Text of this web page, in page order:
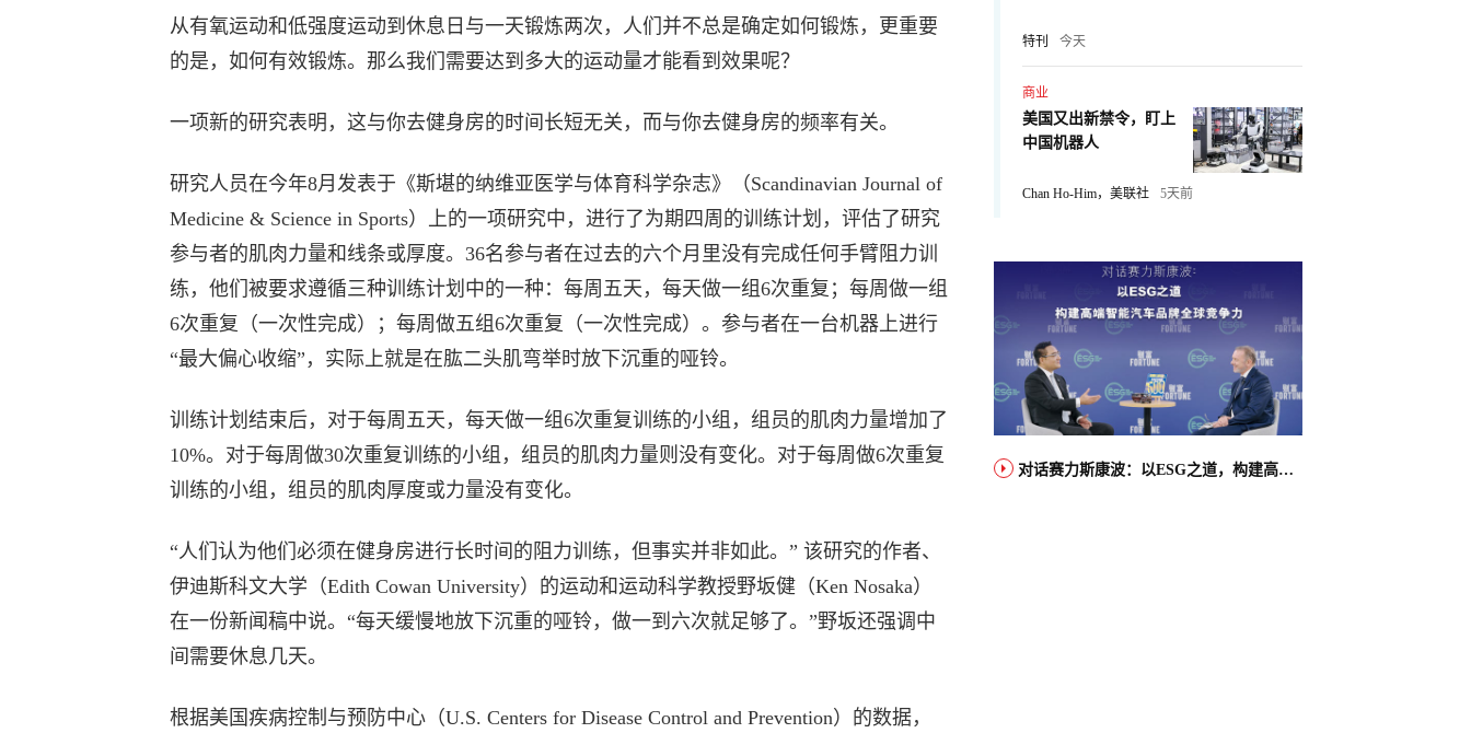
从有氧运动和低强度运动到休息日与一天锻炼两次，人们并不总是确定如何锻炼，更重要
的是，如何有效锻炼。那么我们需要达到多大的运动量才能看到效果呢？
一项新的研究表明，这与你去健身房的时间长短无关，而与你去健身房的频率有关。
研究人员在今年8月发表于《斯堪的纳维亚医学与体育科学杂志》（Scandinavian Journal of
Medicine & Science in Sports）上的一项研究中，进行了为期四周的训练计划，评估了研究
参与者的肌肉力量和线条或厚度。36名参与者在过去的六个月里没有完成任何手臂阻力训
练，他们被要求遵循三种训练计划中的一种：每周五天，每天做一组6次重复；每周做一组
6次重复（一次性完成）；每周做五组6次重复（一次性完成）。参与者在一台机器上进行
“最大偏心收缩”，实际上就是在肱二头肌弯举时放下沉重的哑铃。
训练计划结束后，对于每周五天，每天做一组6次重复训练的小组，组员的肌肉力量增加了
10%。对于每周做30次重复训练的小组，组员的肌肉力量则没有变化。对于每周做6次重复
训练的小组，组员的肌肉厚度或力量没有变化。
“人们认为他们必须在健身房进行长时间的阻力训练，但事实并非如此。” 该研究的作者、
伊迪斯科文大学（Edith Cowan University）的运动和运动科学教授野坂健（Ken Nosaka）
在一份新闻稿中说。“每天缓慢地放下沉重的哑铃，做一到六次就足够了。”野坂还强调中
间需要休息几天。
根据美国疾病控制与预防中心（U.S. Centers for Disease Control and Prevention）的数据，
特刊 今天
商业
美国又出新禁令，盯上
中国机器人
Chan Ho-Him，美联社 5天前
对话赛力斯康波：以ESG之道，构建高端智能汽车品牌全球竞争力